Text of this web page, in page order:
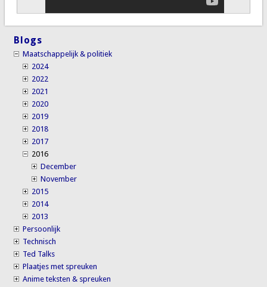
Blogs
Maatschappelijk & politiek
2024
2022
2021
2020
2019
2018
2017
2016
December
November
2015
2014
2013
Persoonlijk
Technisch
Ted Talks
Plaatjes met spreuken
Anime teksten & spreuken